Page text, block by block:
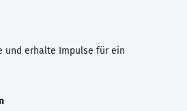
und erhalte Impulse für ein